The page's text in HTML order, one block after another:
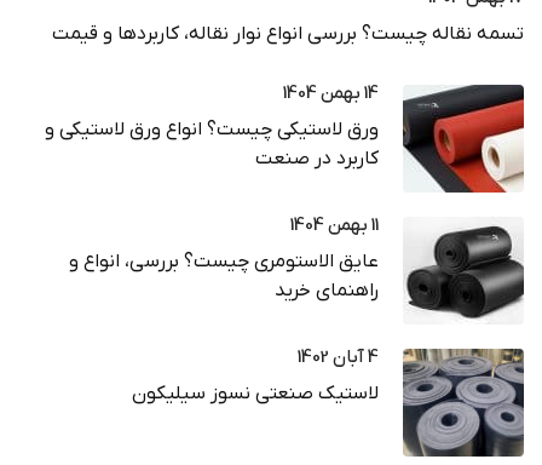
تسمه نقاله چیست؟ بررسی انواع نوار نقاله، کاربردها و قیمت
14 بهمن 1404
ورق لاستیکی چیست؟ انواع ورق لاستیکی و
کاربرد در صنعت
11 بهمن 1404
عایق الاستومری چیست؟ بررسی، انواع و
راهنمای خرید
4 آبان 1402
لاستیک صنعتی نسوز سیلیکون